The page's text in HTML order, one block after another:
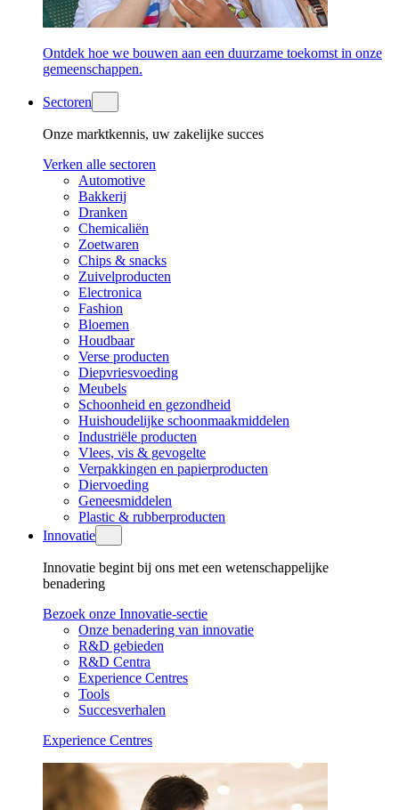
Ontdek hoe we bouwen aan een duurzame toekomst in onze
gemeenschappen.
Sectoren
Onze marktkennis, uw zakelijke succes
Verken alle sectoren
Automotive
Bakkerij
Dranken
Chemicaliën
Zoetwaren
Chips & snacks
Zuivelproducten
Electronica
Fashion
Bloemen
Houdbaar
Verse producten
Diepvriesvoeding
Meubels
Schoonheid en gezondheid
Huishoudelijke schoonmaakmiddelen
Industriële producten
Vlees, vis & gevogelte
Verpakkingen en papierproducten
Diervoeding
Geneesmiddelen
Plastic & rubberproducten
Innovatie
Innovatie begint bij ons met een wetenschappelijke
benadering
Bezoek onze Innovatie-sectie
Onze benadering van innovatie
R&D gebieden
R&D Centra
Experience Centres
Tools
Succesverhalen
Experience Centres